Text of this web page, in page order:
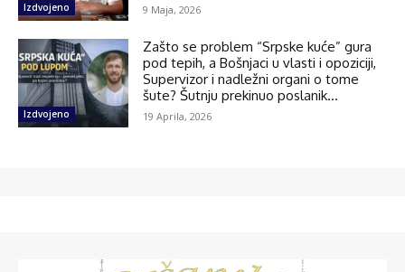
Izdvojeno 9 Maja, 2026
Izdvojeno
Zašto se problem “Srpske kuće” gura
pod tepih, a Bošnjaci u vlasti i opoziciji,
Supervizor i nadležni organi o tome
šute? Šutnju prekinuo poslanik...
19 Aprila, 2026